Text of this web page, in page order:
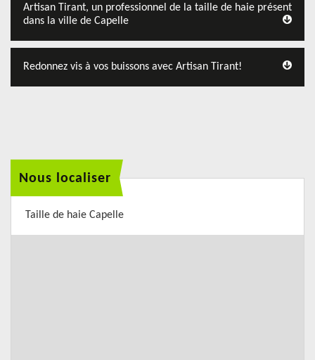
Artisan Tirant, un professionnel de la taille de haie présent
dans la ville de Capelle
Redonnez vis à vos buissons avec Artisan Tirant!
Nous localiser
Taille de haie Capelle